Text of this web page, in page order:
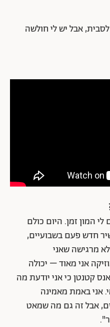
אבל יש לי חולשה
המון זמן. היום כולם
חדש פעם בשבועיים,
מרגישה שאני
אני מאוד – יכולה
קטנטן כי אני יודעת מה
אני באמת מאמינה
אבל זה גם מה שמאט